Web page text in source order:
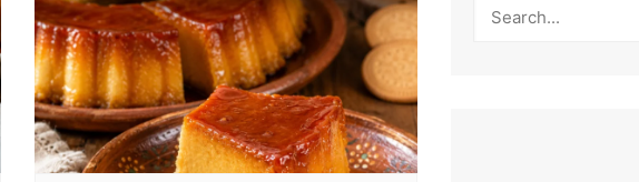
NOTICIAS
MASSAS
SALADAS
MOLHOS E TEMPEROS
MIGAS E AÇORDAS